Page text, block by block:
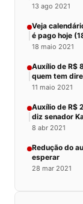
13 ago 2021
Veja
é pago hoje
18 maio 2021
Auxílio de R$
quem tem
11 maio 2021
Auxílio de R$
diz senador
8 abr 2021
Redução do
esperar
28 mar 2021